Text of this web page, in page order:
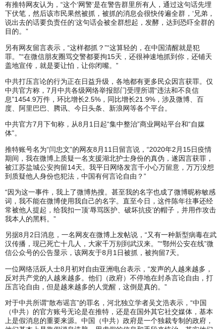
有推特网友认为，“这个‘网警’是在警告群里所有人，通过这句话先埋
下伏笔，然后该市民果然被抓，被抓的消息会很快传遍全群，‘兄弟，
说出去的话要负责任的’这句话会被全群想起，发酵，达到恐吓全群的
目的。”
另有网友留言表示，“这样都抓？”“这算轻的，在中国清醒就是犯
罪。”“在微信朋友圈骂交警都要拘15天，还很神速地抓到你，还铺天
盖地宣传，就是要让怕，让你闭嘴。”
中共打压言论的行为正在日益升级，各地都有更多民众因言获罪。仅
中共官方称，7月中共各级网络举报部门受理所谓“违法和不良信
息”1454.9万件，环比增长2.5%，同比增长21.9%，涉及微博、百
度、阿里巴巴、腾讯、今日头条、新浪网等各个平台。
中共官方7月下旬称，从8月1日起“集中整治”商业网站平台和“自媒
体”。
推特账号名为“闫忠文”的网友8月11日留言说，“2020年2月15日疫情
期间，我在微博上质疑一名支援湖北护士身份的真伪，遂因言获罪，
被江苏盐城公安拘留14天。我平日网络发言千小心万留意，万万没想
到质疑他人身份也犯法，中国有何言论自由？”
“因为这一事件，我上了微博热搜。甚至我的名字也成了微博昵称敏感
词，我不能在微博使用我自己的名字。直至今日，这件陈年往事还经
常被他人提起，给我扣一顶‘辱骂医护、破坏抗疫’的帽子，并用作攻击
我本人的黑料。”
另据8月2日消息，一名网友在微博上发帖说，“又有一种新型病毒在武
汉传播，现已死亡十几人，大家千万别到武汉来。”“鄂州公安在线”微
信公众号的公告显示，该网友于8月1日被抓，被拘留7天。
一位网络活跃人士8月初对自由亚洲电台表示，“发声的人越来越多，
反对共产党的人越来越多。他们（政府）不停地在封杀言论自由，打
压言论自由，但是越来越多的人觉醒，这倒是真的。”
对于中共所谓“散布谣言”的罪名，河北独立学者吴文浩表示，“中国
（中共）的官方账号无论是在推特，还是在国外其它社交媒体，基本
上是假消息的重要来源。中国（中共）政府是一个独裁专制的政府，